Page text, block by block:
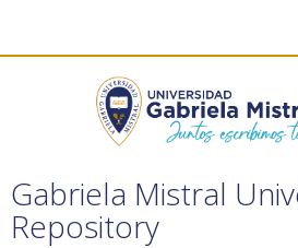
Gabriela Mistral
Repository